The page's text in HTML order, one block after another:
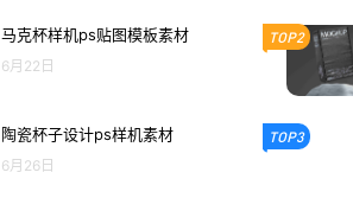
马克杯样机ps贴图模板素材
6月22日
陶瓷杯子设计ps样机素材
6月26日
TOP2
TOP3